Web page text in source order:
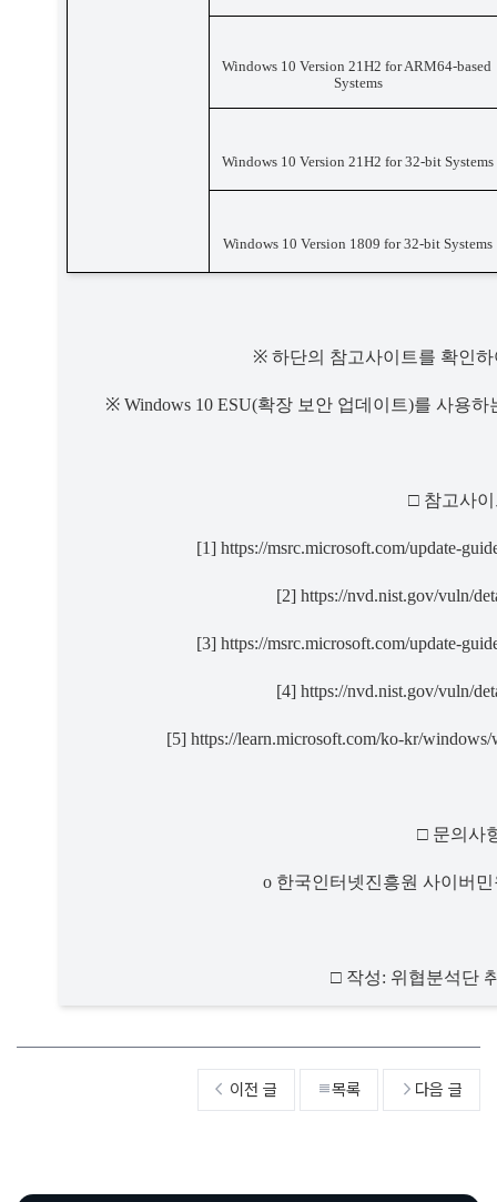
Windows 10 Version 21H2 for ARM64-based
Systems
Windows 10 Version 21H2 for 32-bit Systems
Windows 10 Version 1809 for 32-bit Systems
※ 하단의 참고사이트를 확인
※ Windows 10 ESU(확장 보안 업데이트)를 사용하
□ 참고사
[1] https://msrc.microsoft.com/update-
[2] https://nvd.nist.gov/vuln/
[3] https://msrc.microsoft.com/update-
[4] https://nvd.nist.gov/vuln/
[5] https://learn.microsoft.com/ko-kr/windows/
□ 문의사
o 한국인터넷진흥원 사이버
□ 작성: 위협분석단
 이전 글 목록  다음 글